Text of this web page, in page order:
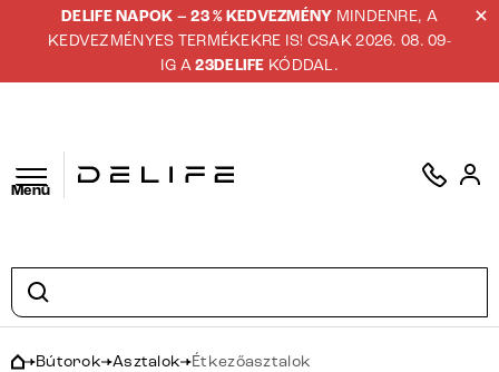
DELIFE NAPOK – 23 % KEDVEZMÉNY MINDENRE, A
KEDVEZMÉNYES TERMÉKEKRE IS! CSAK 2026. 08. 09-
IG A23DELIFE KÓDDAL.
Menü
Bútorok Asztalok Étkezőasztalok